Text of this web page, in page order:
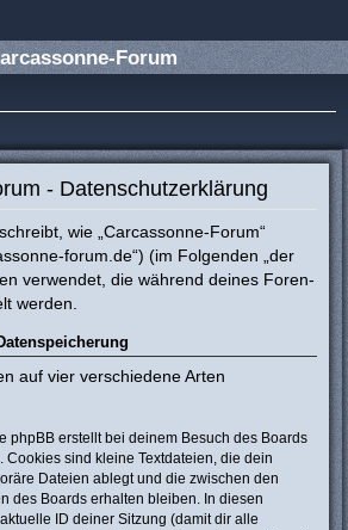
Forum
- Datenschutzerklärung
wie „Carcassonne-Forum“
forum.de“) (im Folgenden „der
verwendet, die während deines Foren-
werden.
auf vier verschiedene Arten
phpBB erstellt bei deinem Besuch des Boards
Cookies sind kleine Textdateien, die dein
Dateien ablegt und die zwischen den
des Boards erhalten bleiben. In diesen
ID deiner Sitzung (damit dir alle